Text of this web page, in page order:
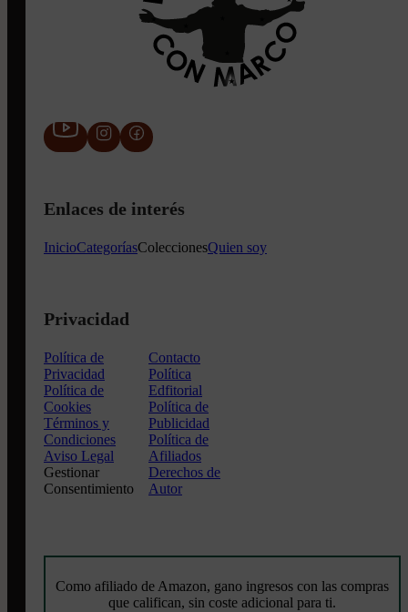
Enlaces de interés
InicioCategoríasColeccionesQuien soy
Privacidad
Política de
Privacidad
Política de
Cookies
Términos y
Condiciones
Aviso Legal
Gestionar
Consentimiento
Contacto
Política
Edfitorial
Política de
Publicidad
Política de
Afiliados
Derechos de
Autor
Como afiliado de Amazon, gano ingresos con las compras
que califican, sin coste adicional para ti.